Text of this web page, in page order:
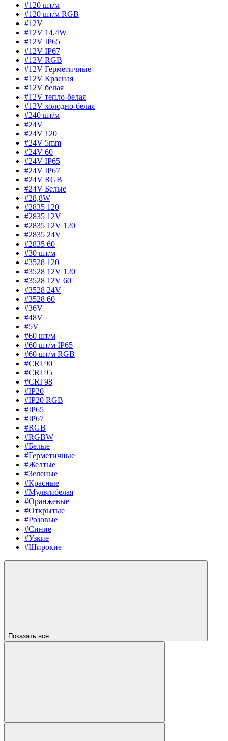
#120 шт/м
#120 шт/м RGB
#12V
#12V 14,4W
#12V IP65
#12V IP67
#12V RGB
#12V Герметичные
#12V Красная
#12V белая
#12V тепло-белая
#12V холодно-белая
#240 шт/м
#24V
#24V 120
#24V 5mm
#24V 60
#24V IP65
#24V IP67
#24V RGB
#24V Белые
#28,8W
#2835 120
#2835 12V
#2835 12V 120
#2835 24V
#2835 60
#30 шт/м
#3528 120
#3528 12V 120
#3528 12V 60
#3528 24V
#3528 60
#36V
#48V
#5V
#60 шт/м
#60 шт/м IP65
#60 шт/м RGB
#CRI 90
#CRI 95
#CRI 98
#IP20
#IP20 RGB
#IP65
#IP67
#RGB
#RGBW
#Белые
#Герметичные
#Желтые
#Зеленые
#Красные
#Мультибелая
#Оранжевые
#Открытые
#Розовые
#Синие
#Узкие
#Широкие
Показать все